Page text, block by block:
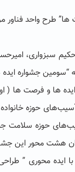
ها” طرح واحد
سبزواری،
“سومین جشواره
حوزه
حوزه سلامت
هشت محور این
با ایده محوری ”